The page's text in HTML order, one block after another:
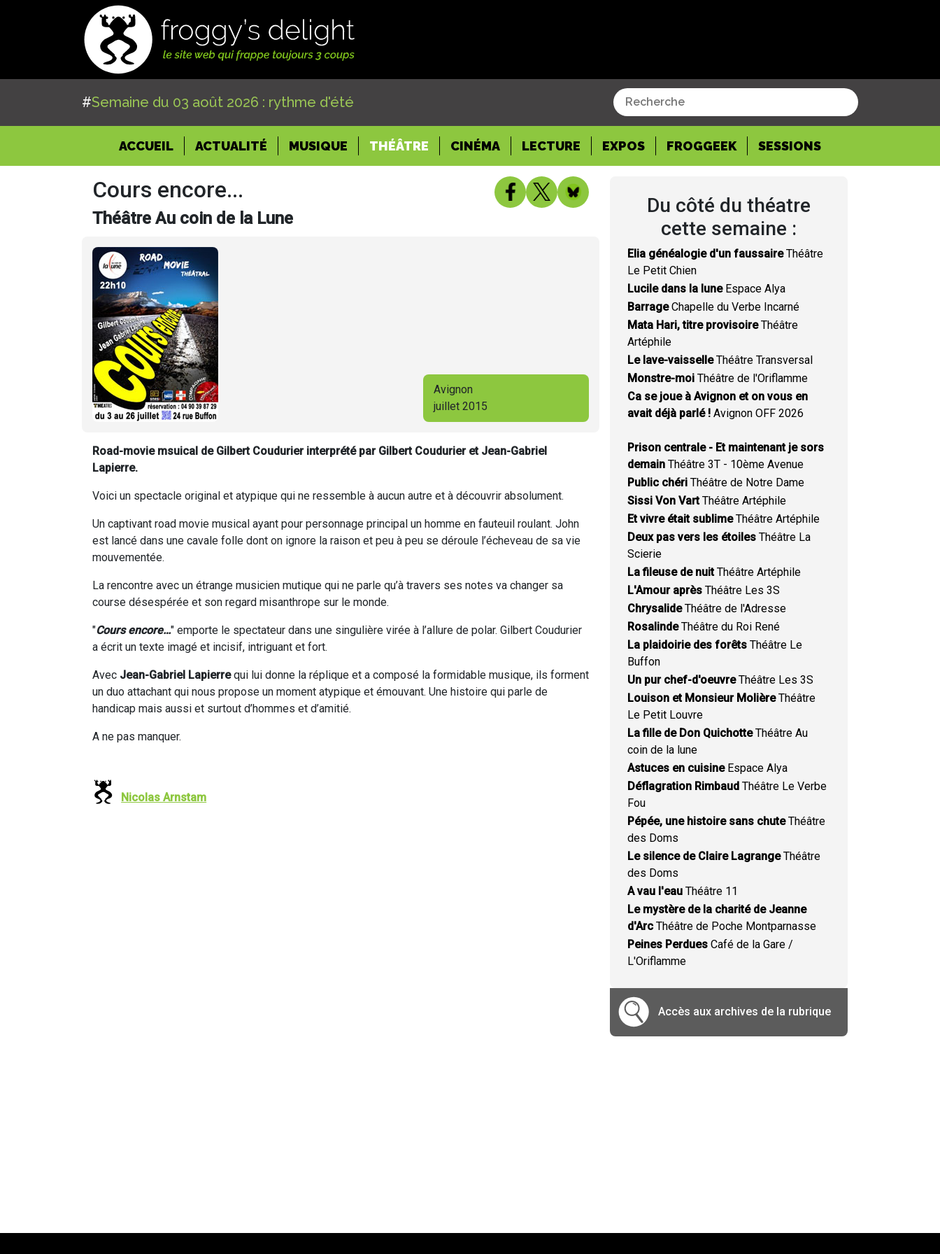
#Semaine du 03 août 2026 : rythme d'été
ACCUEIL(CURRENT)
ACTUALITÉ MUSIQUE THÉÂTRE CINÉMA LECTURE EXPOS FROGGEEK SESSIONS
Cours encore...
Théâtre Au coin de la Lune
Avignon
juillet 2015
Road-movie msuical de Gilbert Coudurier interprété par Gilbert Coudurier et Jean-Gabriel
Lapierre.
Voici un spectacle original et atypique qui ne ressemble à aucun autre et à découvrir absolument.
Un captivant road movie musical ayant pour personnage principal un homme en fauteuil roulant. John
est lancé dans une cavale folle dont on ignore la raison et peu à peu se déroule l’écheveau de sa vie
mouvementée.
La rencontre avec un étrange musicien mutique qui ne parle qu’à travers ses notes va changer sa
course désespérée et son regard misanthrope sur le monde.
"Cours encore…" emporte le spectateur dans une singulière virée à l’allure de polar. Gilbert Coudurier
a écrit un texte imagé et incisif, intriguant et fort.
Avec Jean-Gabriel Lapierrequi lui donne la réplique et a composé la formidable musique, ils forment
un duo attachant qui nous propose un moment atypique et émouvant. Une histoire qui parle de
handicap mais aussi et surtout d’hommes et d’amitié.
A ne pas manquer.
Nicolas Arnstam
Du côté du théatre
cette semaine :
Elia généalogie d'un faussaireThéâtre
Le Petit Chien
Lucile dans la luneEspace Alya
BarrageChapelle du Verbe Incarné
Mata Hari, titre provisoireThéâtre
Artéphile
Le lave-vaisselleThéâtre Transversal
Monstre-moi Théâtre de l'Oriflamme
Ca se joue à Avignon et on vous en
avait déjà parlé ! Avignon OFF 2026
Prison centrale - Et maintenant je sors
demain Théâtre 3T - 10ème Avenue
Public chéri Théâtre de Notre Dame
Sissi Von VartThéâtre Artéphile
Et vivre était sublimeThéâtre Artéphile
Deux pas vers les étoiles Théâtre La
Scierie
La fileuse de nuitThéâtre Artéphile
L'Amour après Théâtre Les 3S
ChrysalideThéâtre de l'Adresse
RosalindeThéâtre du Roi René
La plaidoirie des forêts Théâtre Le
Buffon
Un pur chef-d'oeuvreThéâtre Les 3S
Louison et Monsieur MolièreThéâtre
Le Petit Louvre
La fille de Don QuichotteThéâtre Au
coin de la lune
Astuces en cuisineEspace Alya
Déflagration Rimbaud Théâtre Le Verbe
Fou
Pépée, une histoire sans chuteThéâtre
des Doms
Le silence de Claire LagrangeThéâtre
des Doms
A vau l'eau Théâtre 11
Le mystère de la charité de Jeanne
d'Arc Théâtre de Poche Montparnasse
Peines Perdues Café de la Gare /
L'Oriflamme
Accès aux archives de la rubrique